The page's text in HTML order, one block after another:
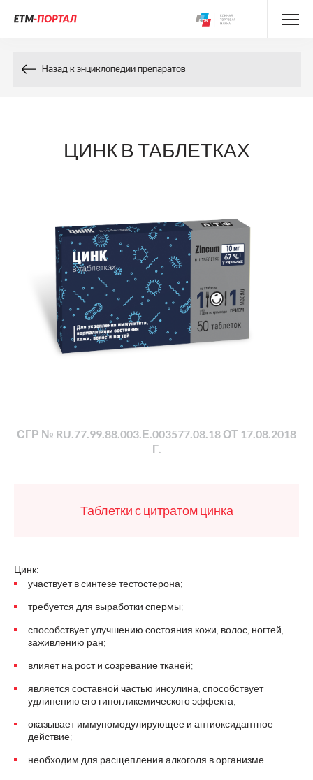
Назад к энциклопедии препаратов
ЦИНК В ТАБЛЕТКАХ
СГР № RU.77.99.88.003.Е.003577.08.18 ОТ 17.08.2018
Г.
Таблетки с цитратом цинка
Цинк:
участвует в синтезе тестостерона;
требуется для выработки спермы;
способствует улучшению состояния кожи, волос, ногтей,
заживлению ран;
влияет на рост и созревание тканей;
является составной частью инсулина, способствует
удлинению его гипогликемического эффекта;
оказывает иммуномодулирующее и антиоксидантное
действие;
необходим для расщепления алкоголя в организме.